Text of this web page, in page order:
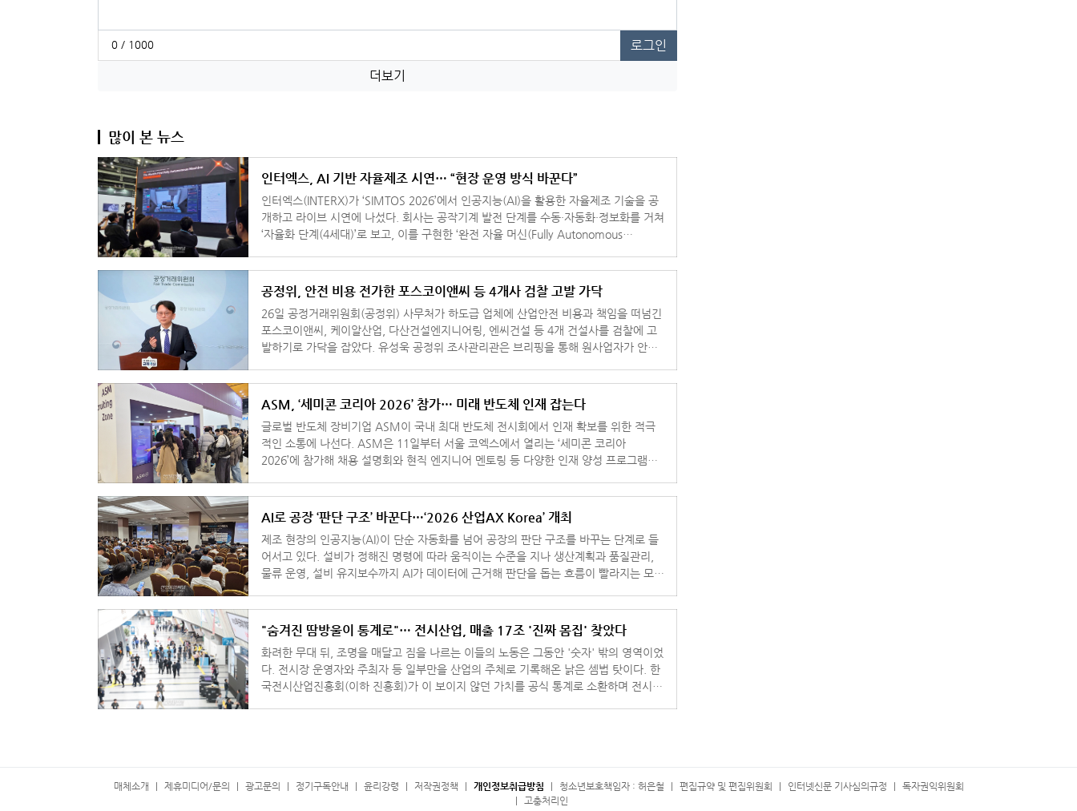
0 / 1000
로그인
더보기
많이 본 뉴스
인터엑스, AI 기반 자율제조 시연… “현장 운영 방식 바꾼다”
인터엑스(INTERX)가 ‘SIMTOS 2026’에서 인공지능(AI)을 활용한 자율제조 기술을 공
개하고 라이브 시연에 나섰다. 회사는 공작기계 발전 단계를 수동·자동화·정보화를 거쳐
‘자율화 단계(4세대)’로 보고, 이를 구현한 ‘완전 자율 머신(Fully Autonomous
공정위, 안전 비용 전가한 포스코이앤씨 등 4개사 검찰 고발 가닥
26일 공정거래위원회(공정위) 사무처가 하도급 업체에 산업안전 비용과 책임을 떠넘긴
포스코이앤씨, 케이알산업, 다산건설엔지니어링, 엔씨건설 등 4개 건설사를 검찰에 고
발하기로 가닥을 잡았다. 유성욱 공정위 조사관리관은 브리핑을 통해 원사업자가 안전
ASM, ‘세미콘 코리아 2026’ 참가… 미래 반도체 인재 잡는다
글로벌 반도체 장비기업 ASM이 국내 최대 반도체 전시회에서 인재 확보를 위한 적극
적인 소통에 나선다. ASM은 11일부터 서울 코엑스에서 열리는 ‘세미콘 코리아
2026’에 참가해 채용 설명회와 현직 엔지니어 멘토링 등 다양한 인재 양성 프로그램을
AI로 공장 ‘판단 구조’ 바꾼다…‘2026 산업AX Korea’ 개최
제조 현장의 인공지능(AI)이 단순 자동화를 넘어 공장의 판단 구조를 바꾸는 단계로 들
어서고 있다. 설비가 정해진 명령에 따라 움직이는 수준을 지나 생산계획과 품질관리,
물류 운영, 설비 유지보수까지 AI가 데이터에 근거해 판단을 돕는 흐름이 빨라지는 모습
"숨겨진 땀방울이 통계로"… 전시산업, 매출 17조 '진짜 몸집' 찾았다
화려한 무대 뒤, 조명을 매달고 짐을 나르는 이들의 노동은 그동안 '숫자' 밖의 영역이었
다. 전시장 운영자와 주최자 등 일부만을 산업의 주체로 기록해온 낡은 셈법 탓이다. 한
국전시산업진흥회(이하 진흥회)가 이 보이지 않던 가치를 공식 통계로 소환하며 전시산
매체소개 제휴미디어/문의 광고문의 정기구독안내 윤리강령 저작권정책 개인정보취급방침 청소년보호책임자 : 허은철 편집규약 및 편집위원회 인터넷신문 기사심의규정
독자권익위원회
고충처리인